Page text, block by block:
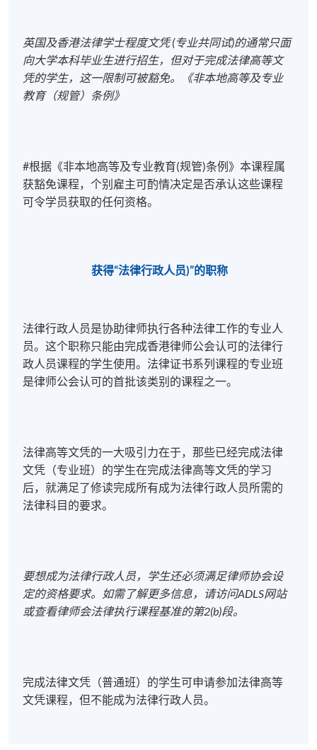
Examination Date:
May 8, 2027
Examination Date:
May 12, 2027
英国及香港法律学士程度文凭(专业共同试)的通常只面
向大学本科毕业生进行招生，但对于完成法律高等文
凭的学生，这一限制可被豁免。《非本地高等及专业
教育（规管）条例》
#根据《非本地高等及专业教育(规管)条例》本课程属
获豁免课程，个别雇主可酌情决定是否承认这些课程
可令学员获取的任何资格。
获得“法律行政人员)”的职称
法律行政人员是协助律师执行各种法律工作的专业人
员。这个职称只能由完成香港律师公会认可的法律行
政人员课程的学生使用。法律证书系列课程的专业班
是律师公会认可的首批该类别的课程之一。
法律高等文凭的一大吸引力在于，那些已经完成法律
文凭（专业班）的学生在完成法律高等文凭的学习
后，就满足了修读完成所有成为法律行政人员所需的
法律科目的要求。
要想成为法律行政人员，
学生还必须满足律师协会设
定的资格要求。 如需了解更多信息， 请访问ADLS网站
或查看律师会法律执行课程基准的第2(b)段。
完成法律文凭（普通班）的学生可申请参加法律高等
文凭课程，但不能成为法律行政人员。